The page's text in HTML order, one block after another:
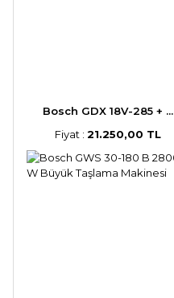
Bosch GDX 18V-285 + ...
Fiyat : 21.250,00 TL